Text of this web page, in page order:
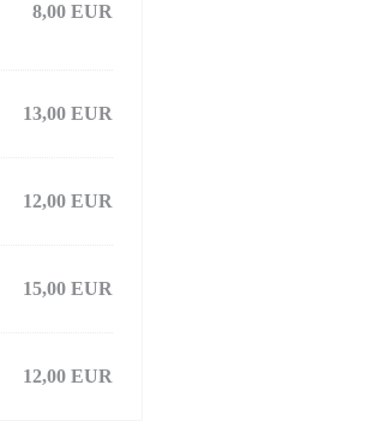
8,00 EUR
13,00 EUR
12,00 EUR
15,00 EUR
12,00 EUR